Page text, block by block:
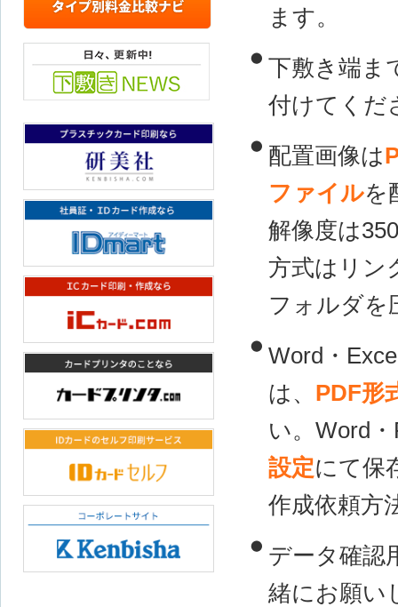
ます。
下敷き端ま
付けてくだ
配置画像は
ファイルを
解像度は
方式はリン
フォルダを
Word・
は、 PDF形
い。Word
設定にて保
作成依頼方
データ確認
緒にお願い